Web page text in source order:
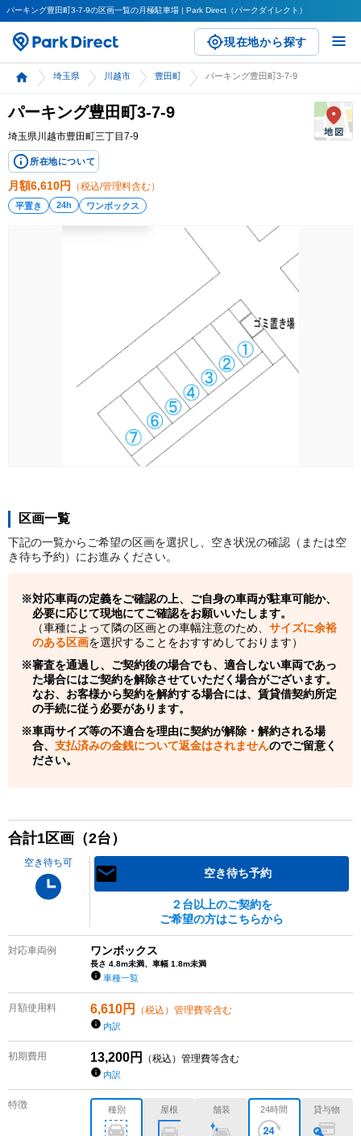
パーキング豊田町3-7-9の区画一覧の月極駐車場 | Park Direct（パークダイレクト）
現在地から探す
埼玉県 川越市 豊田町 パーキング豊田町3-7-9
パーキング豊田町3-7-9
埼玉県川越市豊田町三丁目7-9
所在地について
月額6,610円 （税込/管理料含む）
平置き 24h ワンボックス
区画一覧
下記の一覧からご希望の区画を選択し、空き状況の確認（または空
き待ち予約）にお進みください。
対応車両の定義をご確認の上、ご自身の車両が駐車可能か、
必要に応じて現地にてご確認をお願いいたします。
（車種によって隣の区画との車幅注意のため、 サイズに余裕
のある区画を選択することをおすすめしております）
審査を通過し、ご契約後の場合でも、適合しない車両であっ
た場合にはご契約を解除させていただく場合がございます。
なお、お客様から契約を解約する場合には、賃貸借契約所定
の手続に従う必要があります。
車両サイズ等の不適合を理由に契約が解除・解約される場
合、 支払済みの金銭について返金はされませんのでご留意く
ださい。
合計1区画（2台）
空き待ち可
空き待ち予約
２台以上のご契約を
ご希望の方はこちらから
対応車両例 ワンボックス
長さ 4.8m未満、車幅 1.8m未満
車種一覧
月額使用料 6,610円 （税込）管理費等含む
内訳
初期費用 13,200円 （税込）管理費等含む
内訳
特徴 種別 屋根 舗装 24時間 貸与物